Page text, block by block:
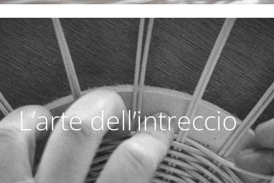
L’arte dell’intreccio